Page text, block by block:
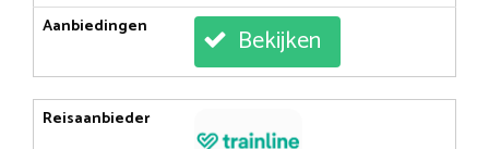
Aanbiedingen
Bekijken
Reisaanbieder